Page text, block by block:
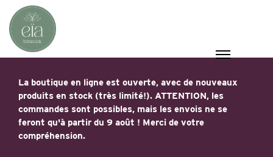
La boutique en ligne est ouverte, avec de nouveaux
produits en stock (très limité!). ATTENTION, les
commandes sont possibles, mais les envois ne se
feront qu'à partir du 9 août ! Merci de votre
compréhension.